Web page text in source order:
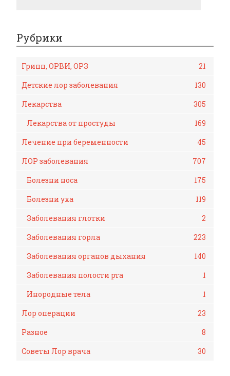
Рубрики
Грипп, ОРВИ, ОРЗ
21
Детские лор заболевания
130
Лекарства
305
Лекарства от простуды
169
Лечение при беременности
45
ЛОР заболевания
707
Болезни носа
175
Болезни уха
119
Заболевания глотки
2
Заболевания горла
223
Заболевания органов дыхания
140
Заболевания полости рта
1
Инородные тела
1
Лор операции
23
Разное
8
Советы Лор врача
30